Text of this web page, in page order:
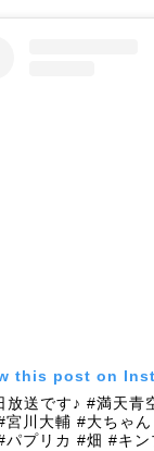
this post on
放送です♪ #満天青
宮川大輔 #大ちゃ
パプリカ #畑 #キ